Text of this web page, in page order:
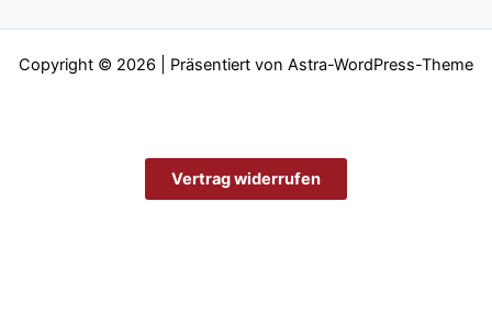
Copyright © 2026 | Präsentiert von Astra-WordPress-Theme
Vertrag widerrufen